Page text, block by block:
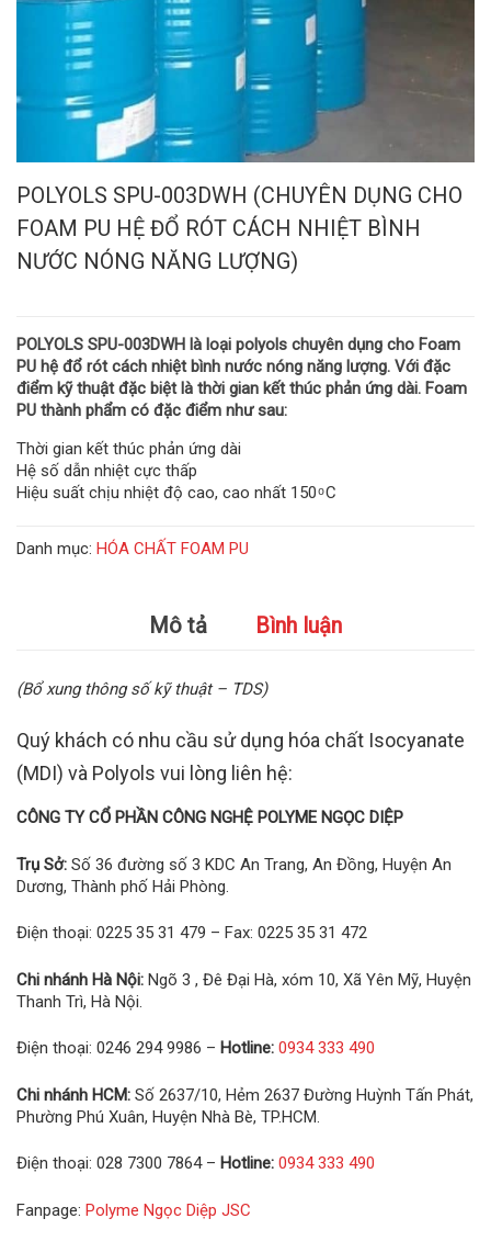
POLYOLS SPU-003DWH (CHUYÊN DỤNG CHO
FOAM PU HỆ ĐỔ RÓT CÁCH NHIỆT BÌNH
NƯỚC NÓNG NĂNG LƯỢNG)
POLYOLS SPU-003DWH là loại polyols chuyên dụng cho Foam
PU hệ đổ rót cách nhiệt bình nước nóng năng lượng. Với đặc
điểm kỹ thuật đặc biệt là thời gian kết thúc phản ứng dài. Foam
PU thành phẩm có đặc điểm như sau:
Thời gian kết thúc phản ứng dài
Hệ số dẫn nhiệt cực thấp
Hiệu suất chịu nhiệt độ cao, cao nhất 150 ͦ C
Danh mục: HÓA CHẤT FOAM PU
Mô tả Bình luận
(Bổ xung thông số kỹ thuật – TDS)
Quý khách có nhu cầu sử dụng hóa chất Isocyanate
(MDI) và Polyols vui lòng liên hệ:
CÔNG TY CỔ PHẦN CÔNG NGHỆ POLYME NGỌC DIỆP
Trụ Sở: Số 36 đường số 3 KDC An Trang, An Đồng, Huyện An
Dương, Thành phố Hải Phòng.
Điện thoại: 0225 35 31 479 – Fax: 0225 35 31 472
Chi nhánh Hà Nội: Ngõ 3 , Đê Đại Hà, xóm 10, Xã Yên Mỹ, Huyện
Thanh Trì, Hà Nội.
Điện thoại: 0246 294 9986 – Hotline: 0934 333 490
Chi nhánh HCM: Số 2637/10, Hẻm 2637 Đường Huỳnh Tấn Phát,
Phường Phú Xuân, Huyện Nhà Bè, TP.HCM.
Điện thoại: 028 7300 7864 – Hotline: 0934 333 490
Fanpage: Polyme Ngọc Diệp JSC